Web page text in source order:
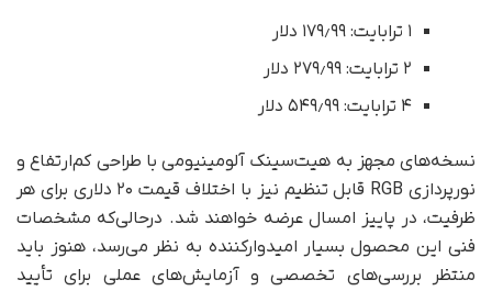
۱ ترابایت: ۱۷۹٫۹۹ دلار
۲ ترابایت: ۲۷۹٫۹۹ دلار
۴ ترابایت: ۵۴۹٫۹۹ دلار
نسخه‌های مجهز به هیت‌سینک آلومینیومی با طراحی کم‌ارتفاع و
نورپردازی RGB قابل تنظیم نیز با اختلاف قیمت ۲۰ دلاری برای هر
ظرفیت، در پاییز امسال عرضه خواهند شد. درحالی‌که مشخصات
فنی این محصول بسیار امیدوارکننده به نظر می‌رسد، هنوز باید
منتظر بررسی‌های تخصصی و آزمایش‌های عملی برای تأیید